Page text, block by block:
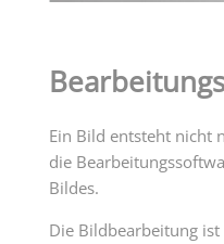
Ein Bild entsteht nicht
die
Bildes.
Die Bildbearbeitung